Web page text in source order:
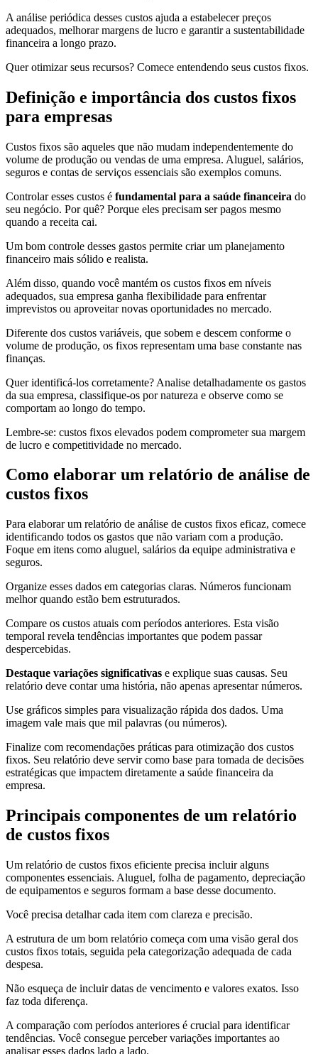
A análise periódica desses custos ajuda a estabelecer preços
adequados, melhorar margens de lucro e garantir a sustentabilidade
financeira a longo prazo.
Quer otimizar seus recursos? Comece entendendo seus custos fixos.
Definição e importância dos custos fixos
para empresas
Custos fixos são aqueles que não mudam independentemente do
volume de produção ou vendas de uma empresa. Aluguel, salários,
seguros e contas de serviços essenciais são exemplos comuns.
Controlar esses custos é fundamental para a saúde financeira do
seu negócio. Por quê? Porque eles precisam ser pagos mesmo
quando a receita cai.
Um bom controle desses gastos permite criar um planejamento
financeiro mais sólido e realista.
Além disso, quando você mantém os custos fixos em níveis
adequados, sua empresa ganha flexibilidade para enfrentar
imprevistos ou aproveitar novas oportunidades no mercado.
Diferente dos custos variáveis, que sobem e descem conforme o
volume de produção, os fixos representam uma base constante nas
finanças.
Quer identificá-los corretamente? Analise detalhadamente os gastos
da sua empresa, classifique-os por natureza e observe como se
comportam ao longo do tempo.
Lembre-se: custos fixos elevados podem comprometer sua margem
de lucro e competitividade no mercado.
Como elaborar um relatório de análise de
custos fixos
Para elaborar um relatório de análise de custos fixos eficaz, comece
identificando todos os gastos que não variam com a produção.
Foque em itens como aluguel, salários da equipe administrativa e
seguros.
Organize esses dados em categorias claras. Números funcionam
melhor quando estão bem estruturados.
Compare os custos atuais com períodos anteriores. Esta visão
temporal revela tendências importantes que podem passar
despercebidas.
Destaque variações significativas e explique suas causas. Seu
relatório deve contar uma história, não apenas apresentar números.
Use gráficos simples para visualização rápida dos dados. Uma
imagem vale mais que mil palavras (ou números).
Finalize com recomendações práticas para otimização dos custos
fixos. Seu relatório deve servir como base para tomada de decisões
estratégicas que impactem diretamente a saúde financeira da
empresa.
Principais componentes de um relatório
de custos fixos
Um relatório de custos fixos eficiente precisa incluir alguns
componentes essenciais. Aluguel, folha de pagamento, depreciação
de equipamentos e seguros formam a base desse documento.
Você precisa detalhar cada item com clareza e precisão.
A estrutura de um bom relatório começa com uma visão geral dos
custos fixos totais, seguida pela categorização adequada de cada
despesa.
Não esqueça de incluir datas de vencimento e valores exatos. Isso
faz toda diferença.
A comparação com períodos anteriores é crucial para identificar
tendências. Você consegue perceber variações importantes ao
analisar esses dados lado a lado.